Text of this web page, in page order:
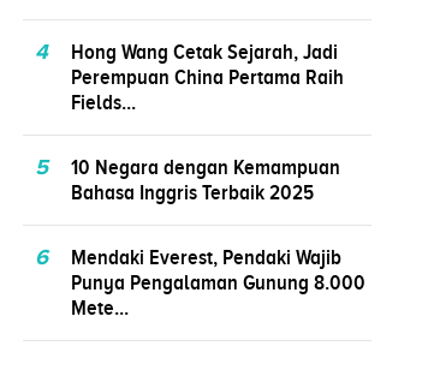
4
Hong Wang Cetak Sejarah, Jadi
Perempuan China Pertama Raih
Fields...
5
10 Negara dengan Kemampuan
Bahasa Inggris Terbaik 2025
6
Mendaki Everest, Pendaki Wajib
Punya Pengalaman Gunung 8.000
Mete...